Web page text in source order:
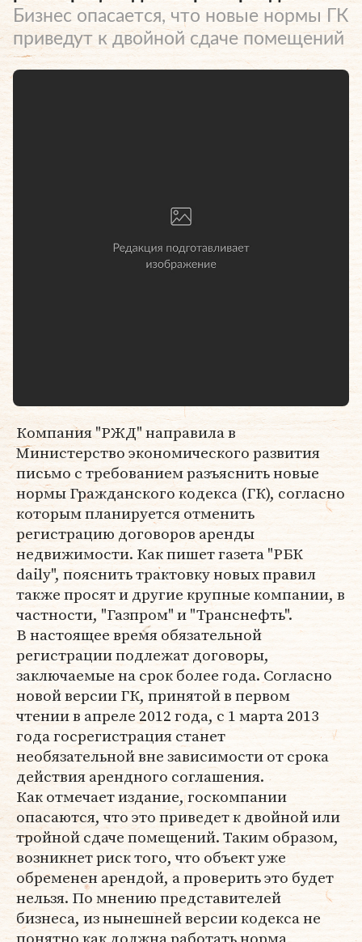
Бизнес опасается, что новые нормы ГК
приведут к двойной сдаче помещений
Компания "РЖД" направила в
Министерство ­экономического развития
письмо с требованием разъяснить новые
нормы Гражданского ко­декса (ГК), согласно
которым планируется отменить
регистрацию договоров аренды
недвижимости. Как пишет газета "РБК
daily", пояснить трактовку новых правил
также просят и другие крупные компании, в
частности, "Газпром" и "Транснефть".
В настоящее время обязательной
регистрации подлежат договоры,
заключаемые на срок более года. Согласно
новой версии ГК, принятой в первом
чтении в апреле 2012 года, с 1 марта 2013
года госрегистрация станет
необязательной вне зависимости от срока
действия арендного соглашения.
Как отмечает издание, госкомпании
опасаются, что это приведет к двойной или
тройной сдаче помещений. Таким образом,
возникнет риск того, что объект уже
обременен арендой, а проверить это будет
нельзя. По мнению представителей
бизнеса, из нынешней версии кодекса не